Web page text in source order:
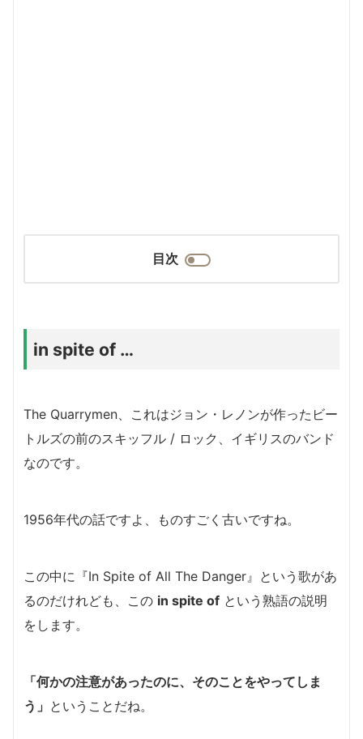
目次
in spite of …
The Quarrymen、 これはジョン・レノンが作ったビー
トルズの前のスキッフル / ロック、イギリスのバンド
なのです。
1956年代の話ですよ、 ものすごく古いですね。
この中に『In Spite of All The Danger』という歌があ
るのだけれども、この in spite of という熟語の説明
をします。
「何かの注意があったのに、そのことをやってしま
う」 ということだね。